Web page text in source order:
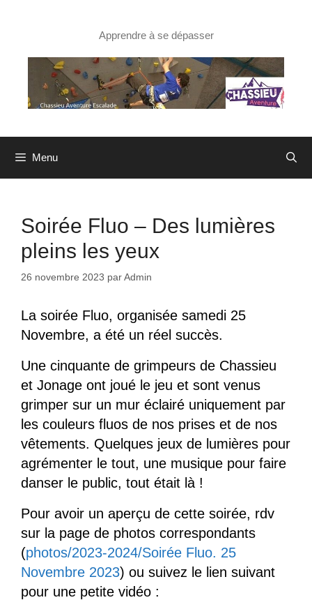
Apprendre à se dépasser
Menu
Soirée Fluo – Des lumières
pleins les yeux
26 novembre 2023 parAdmin
La soirée Fluo, organisée samedi 25
Novembre, a été un réel succès.
Une cinquante de grimpeurs de Chassieu
et Jonage ont joué le jeu et sont venus
grimper sur un mur éclairé uniquement par
les couleurs fluos de nos prises et de nos
vêtements. Quelques jeux de lumières pour
agrémenter le tout, une musique pour faire
danser le public, tout était là !
Pour avoir un aperçu de cette soirée, rdv
sur la page de photos correspondants
(photos/2023-2024/Soirée Fluo. 25
Novembre 2023) ou suivez le lien suivant
pour une petite vidéo :